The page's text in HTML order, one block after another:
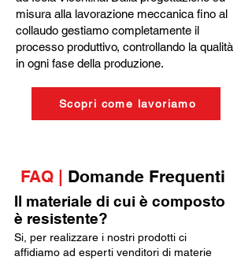
misura alla lavorazione meccanica fino al
collaudo gestiamo completamente il
processo produttivo, controllando la qualità
in ogni fase della produzione.
Scopri come lavoriamo
FAQ | Domande Frequenti
Il materiale di cui è composto
è resistente?
Si, per realizzare i nostri prodotti ci
affidiamo ad esperti venditori di materie